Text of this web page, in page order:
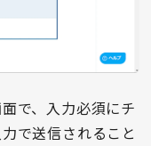
で、入力必須にチ
で送信されること